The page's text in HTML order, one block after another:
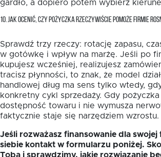
gardło, a dopiero potem wybierz
10. JAK OCENIĆ, CZY POŻYCZKA RZECZYWIŚCIE POMOŻE FIRMIE
Sprawdź trzy rzeczy: rotację zapasu,
w gotówkę i wpływ na marżę. Jeśli po
kupujesz wcześniej, realizujesz
tracisz płynności, to znak, że model
handlowej dług ma sens tylko wtedy,
konkretny cykl sprzedaży. Gdy
dostępność towaru i nie wymusza
faktycznie staje się narzędziem wzrostu.
Jeśli rozważasz finansowanie dla
siebie kontakt w formularzu poniżej.
Tobą i sprawdzimy, jakie rozwiązanie